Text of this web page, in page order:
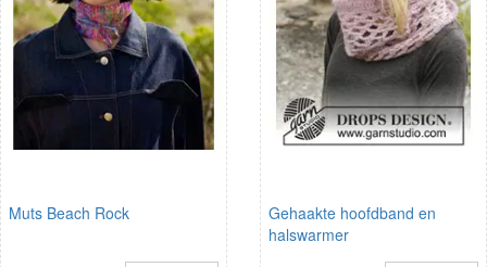
Muts Beach Rock
Gehaakte hoofdband en
halswarmer